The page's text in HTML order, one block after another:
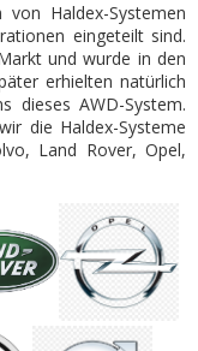
Haldex-Systemen
eingeteilt sind.
und wurde in den
erhielten natürlich
dieses AWD-System.
die Haldex-Systeme
Land Rover, Opel,